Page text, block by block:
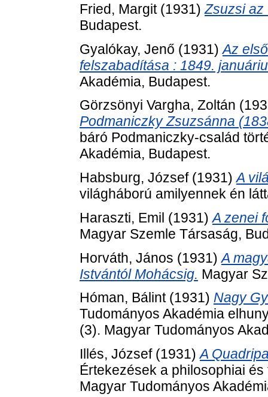
Fried, Margit(1931)Zsuzsi az
Budapest.
Gyalókay, Jenő (1931)Az
felszabadítása : 1849.
Akadémia, Budapest.
Görzsönyi Vargha, Zoltán
Podmaniczky Zsuzsánna
báró Podmaniczky-család
Akadémia, Budapest.
Habsburg, József(1931)A
világháború amilyennek én
Haraszti, Emil (1931)A zenei
Magyar Szemle Társaság,
Horváth, János (1931)A
Istvántól Mohácsig. Magyar
Hóman, Bálint(1931) Nagy
Tudományos Akadémia
(3). Magyar Tudományos
Illés, József(1931)A
Értekezések a philosophiai
Magyar Tudományos